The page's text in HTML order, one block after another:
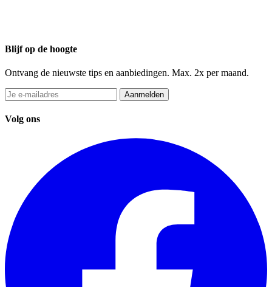
Blijf op de hoogte
Ontvang de nieuwste tips en aanbiedingen. Max. 2x per maand.
Aanmelden
Volg ons